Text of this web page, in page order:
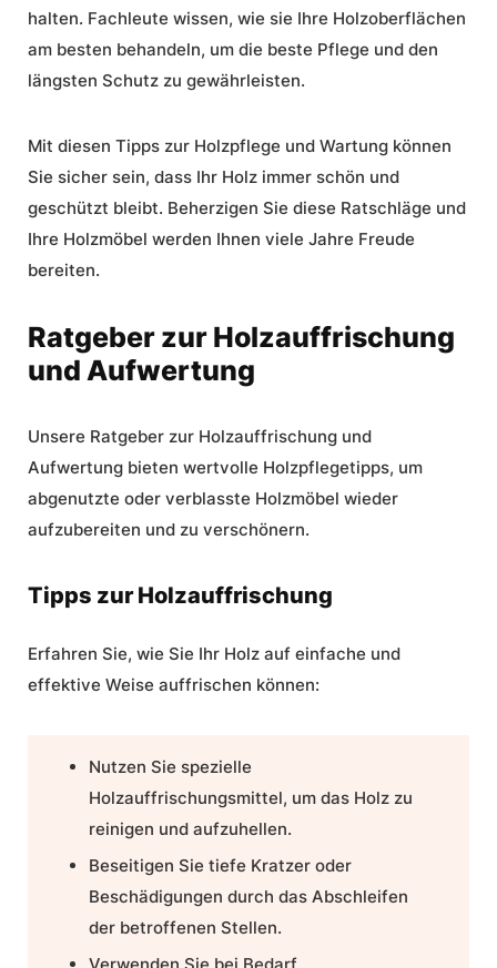
halten. Fachleute wissen, wie sie Ihre Holzoberflächen
am besten behandeln, um die beste Pflege und den
längsten Schutz zu gewährleisten.
Mit diesen Tipps zur Holzpflege und Wartung können
Sie sicher sein, dass Ihr Holz immer schön und
geschützt bleibt. Beherzigen Sie diese Ratschläge und
Ihre Holzmöbel werden Ihnen viele Jahre Freude
bereiten.
Ratgeber zur Holzauffrischung
und Aufwertung
Unsere Ratgeber zur Holzauffrischung und
Aufwertung bieten wertvolle Holzpflegetipps, um
abgenutzte oder verblasste Holzmöbel wieder
aufzubereiten und zu verschönern.
Tipps zur Holzauffrischung
Erfahren Sie, wie Sie Ihr Holz auf einfache und
effektive Weise auffrischen können:
Nutzen Sie spezielle
Holzauffrischungsmittel, um das Holz zu
reinigen und aufzuhellen.
Beseitigen Sie tiefe Kratzer oder
Beschädigungen durch das Abschleifen
der betroffenen Stellen.